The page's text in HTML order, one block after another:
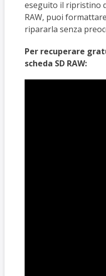
eseguito il ripristino
RAW, puoi
ripararla senza
Per recuperare
scheda SD RAW: